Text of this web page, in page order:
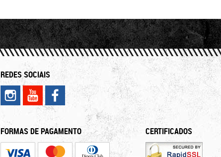
REDES SOCIAIS
FORMAS DE PAGAMENTO CERTIFICADOS